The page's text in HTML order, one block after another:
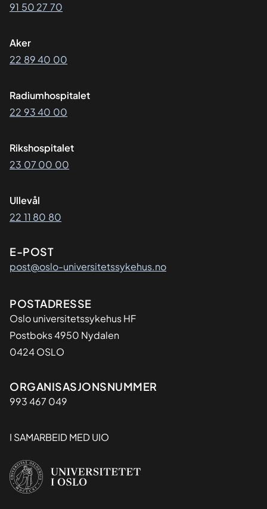
91 50 27 70
Aker
22 89 40 00
Radiumhospitalet
22 93 40 00
Rikshospitalet
23 07 00 00
Ullevål
22 11 80 80
E-POST
post@oslo-universitetssykehus.no
Adresse
POSTADRESSE
Oslo universitetssykehus HF
Postboks 4950 Nydalen
0424 OSLO
Organisasjon
ORGANISASJONSNUMMER
993 467 049
I SAMARBEID MED UIO